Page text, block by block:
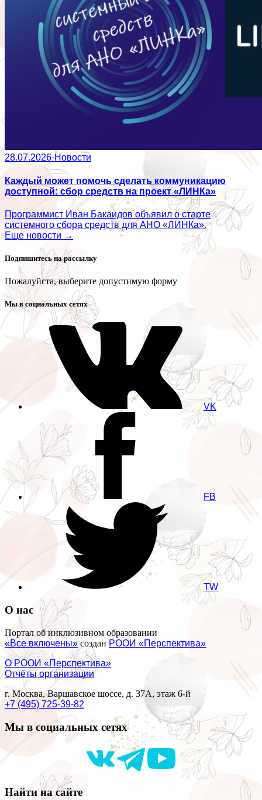
28.07.2026·Новости
Каждый может помочь сделать коммуникацию
доступной: сбор средств на проект «ЛИНКа»
Программист Иван Бакаидов объявил о старте
системного сбора средств для АНО «ЛИНКа».
Еще новости →
Подпишитесь на рассылку
Пожалуйста, выберите допустимую форму
Мы в социальных сетях
VK
FB
TW
О нас
Портал об инклюзивном образовании
«Все включены»создан РООИ «Перспектива»
О РООИ «Перспектива»
Отчёты организации
г. Москва, Варшавское шоссе, д. 37А, этаж 6-й
+7 (495) 725-39-82
Мы в социальных сетях
Найти на сайте